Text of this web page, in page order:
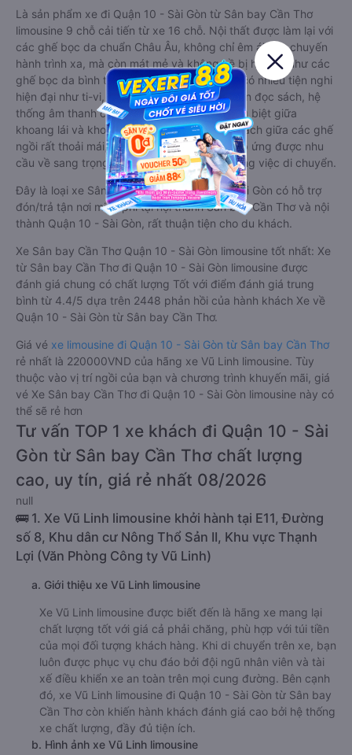
Là sản phẩm xe đi Quận 10 - Sài Gòn từ Sân bay Cần Thơ
limousine 9 chỗ cải tiến từ xe 16 chỗ. Nội thất được làm lại với
các ghế bọc da chuẩn Châu Âu, không chỉ êm ái cho chuyến
hành trình xa, mà còn mát mẻ và không hề bị hầm bí như các
ghế bọc da bình thường. Kèm theo các ghế có nhiều tiện nghi
hiện đại như ti-vi, tủ lạnh mini, ổ cắm usb, đèn đọc sách, hệ
thống âm thanh cao cấp. Có vách ngăn riêng biệt giữa
khoang lái và khoang hành khách. Khoảng cách giữa các ghế
ngồi rất thoải mái, không nhồi nhét. Luôn đáp ứng được nhu
cầu về sang trọng, thoải mái và tiện nghi trong việc di chuyển.
Đây là loại xe Sân bay Cần Thơ Quận 10 - Sài Gòn có hỗ trợ
đón/trả tận nơi miễn phí tại nội thành Sân bay Cần Thơ và nội
thành Quận 10 - Sài Gòn, rất thuận tiện cho du khách.
Xe Sân bay Cần Thơ Quận 10 - Sài Gòn limousine tốt nhất: Xe
từ Sân bay Cần Thơ đi Quận 10 - Sài Gòn limousine được
đánh giá chung có chất lượng Tốt với điểm đánh giá trung
bình từ 4.4/5 dựa trên 2448 phản hồi của hành khách Xe về
Quận 10 - Sài Gòn từ Sân bay Cần Thơ.
Giá vé xe limousine đi Quận 10 - Sài Gòn từ Sân bay Cần Thơ
rẻ nhất là 220000VND của hãng xe Vũ Linh limousine. Tùy
thuộc vào vị trí ngồi của bạn và chương trình khuyến mãi, giá
vé Xe Sân bay Cần Thơ đi Quận 10 - Sài Gòn limousine này có
thể sẽ rẻ hơn
Tư vấn TOP 1 xe khách đi Quận 10 - Sài
Gòn từ Sân bay Cần Thơ chất lượng
cao, uy tín, giá rẻ nhất 08/2026
null
🚌 1. Xe Vũ Linh limousine khởi hành tại E11, Đường
số 8, Khu dân cư Nông Thổ Sản II, Khu vực Thạnh
Lợi (Văn Phòng Công ty Vũ Linh)
a. Giới thiệu xe Vũ Linh limousine
Xe Vũ Linh limousine được biết đến là hãng xe mang lại
chất lượng tốt với giá cả phải chăng, phù hợp với túi tiền
của mọi đối tượng khách hàng. Khi di chuyển trên xe, bạn
luôn được phục vụ chu đáo bởi đội ngũ nhân viên và tài
xế điều khiển xe an toàn trên mọi cung đường. Bên cạnh
đó, xe Vũ Linh limousine đi Quận 10 - Sài Gòn từ Sân bay
Cần Thơ còn khiến hành khách đánh giá cao bởi hệ thống
xe chất lượng, đầy đủ tiện ích.
b. Hình ảnh xe Vũ Linh limousine